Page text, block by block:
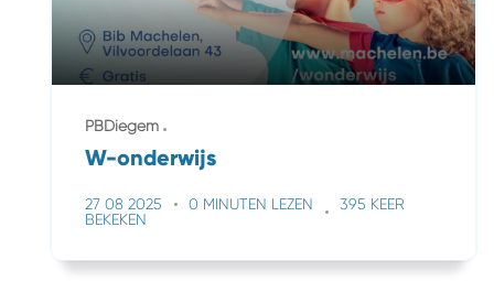
PBDiegem
W-onderwijs
27 08 2025 0 MINUTEN LEZEN
395 KEER
BEKEKEN